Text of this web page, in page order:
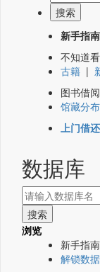
新手指南
不知道
古籍 |
图书借
馆藏分布
上门借
数据库
浏览
新手指南
解锁数